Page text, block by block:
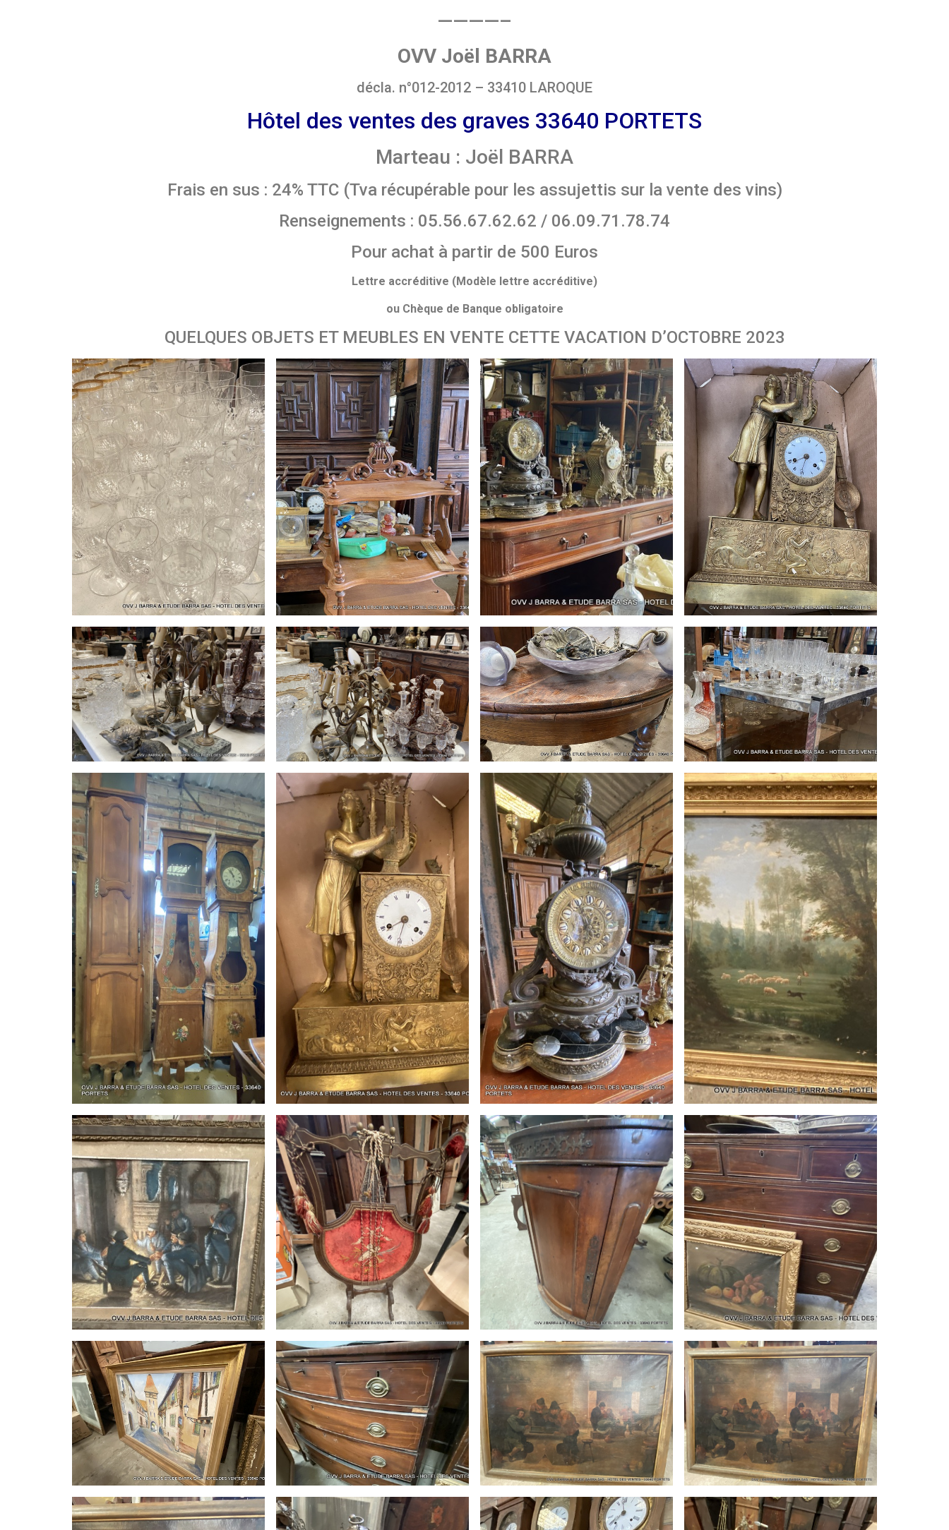
————–
OVV Joël BARRA
décla. n°012-2012 – 33410 LAROQUE
Hôtel des ventes des graves 33640 PORTETS
Marteau : Joël BARRA
Frais en sus : 24% TTC (Tva récupérable pour les assujettis sur la vente des vins)
Renseignements : 05.56.67.62.62 / 06.09.71.78.74
Pour achat à partir de 500 Euros
Lettre accréditive (Modèle lettre accréditive)
ou Chèque de Banque obligatoire
QUELQUES OBJETS ET MEUBLES EN VENTE CETTE VACATION D’OCTOBRE 2023